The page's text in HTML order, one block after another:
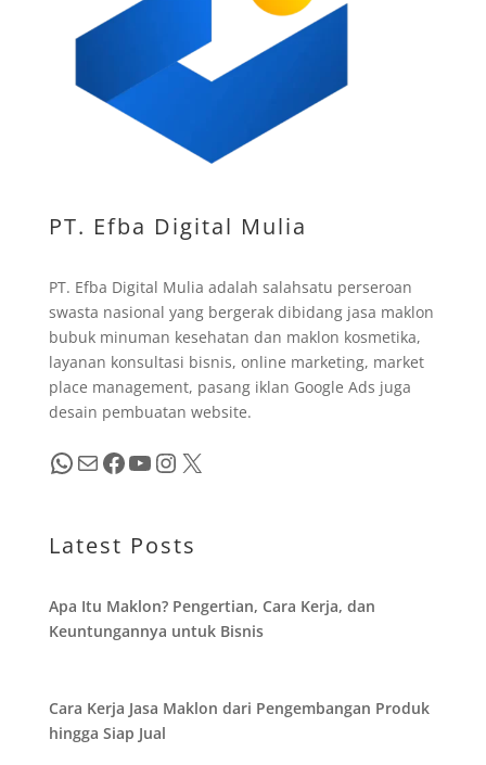
PT. Efba Digital Mulia
PT. Efba Digital Mulia adalah salahsatu perseroan
swasta nasional yang bergerak dibidang jasa maklon
bubuk minuman kesehatan dan maklon kosmetika,
layanan konsultasi bisnis, online marketing, market
place management, pasang iklan Google Ads juga
desain pembuatan website.
WhatsApp Mail Facebook YouTube InstagramX
Latest Posts
Apa Itu Maklon? Pengertian, Cara Kerja, dan
Keuntungannya untuk Bisnis
Cara Kerja Jasa Maklon dari Pengembangan Produk
hingga Siap Jual